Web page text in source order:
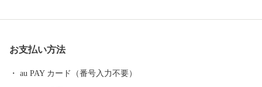
国の皆様に親しまれております。
お支払い方法
au PAY カード（番号入力不要）